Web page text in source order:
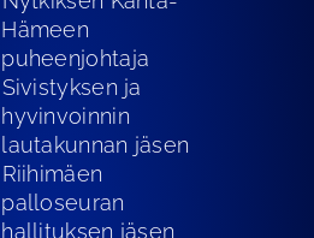
Hämeen
puheenjohtaja
⁠Sivistyksen ja
hyvinvoinnin
lautakunnan jäsen
⁠Riihimäen
palloseuran
hallituksen jäsen